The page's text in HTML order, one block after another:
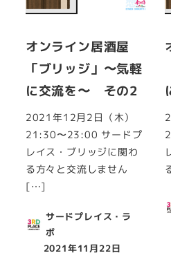
オンライン居酒屋
「ブリッジ」〜気軽
に交流を〜 その2
2021年12月2日（木）
21:30〜23:00 サードプ
レイス・ブリッジに関わ
る方々と交流しません
[…]
サードプレイス・ラ
ボ
投稿日
2021年11月22日